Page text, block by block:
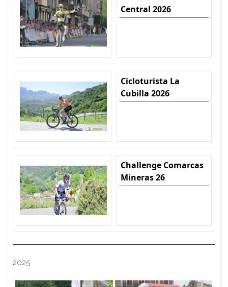
Central 2026
Cicloturista La
Cubilla 2026
Challenge Comarcas
Mineras 26
2025